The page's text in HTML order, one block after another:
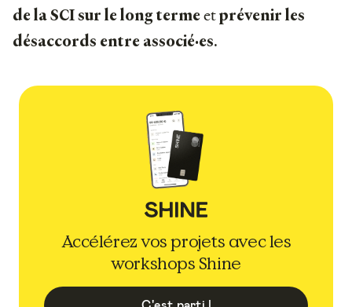
de la SCI sur le long termeetprévenir les
désaccords entre associé·es.
Accélérez vos projets avec les
workshops Shine